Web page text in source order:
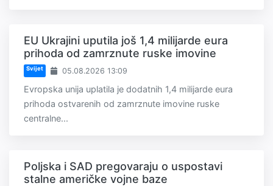
EU Ukrajini uputila još 1,4 milijarde eura
prihoda od zamrznute ruske imovine
Svijet 05.08.2026 13:09
Evropska unija uplatila je dodatnih 1,4 milijarde eura
prihoda ostvarenih od zamrznute imovine ruske
centralne...
Poljska i SAD pregovaraju o uspostavi
stalne američke vojne baze